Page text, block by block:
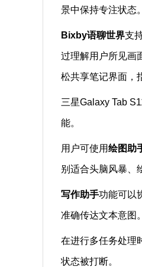
景中保持专注状态。
Bixby语聊世界支
过理解用户所见画
松共享笔记界面，
三星Galaxy Tab
能。
用户可使用绘图助
别适合头脑风暴、
写作助手功能可以
准确传达文本意图。
在进行多任务处理
状态被打断。